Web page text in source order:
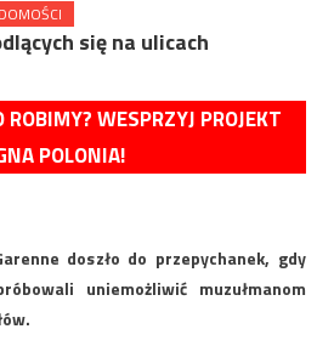
się na ulicach
ROBIMY? WESPRZYJ PROJEKT
POLONIA!
doszło do przepychanek, gdy
uniemożliwić muzułmanom